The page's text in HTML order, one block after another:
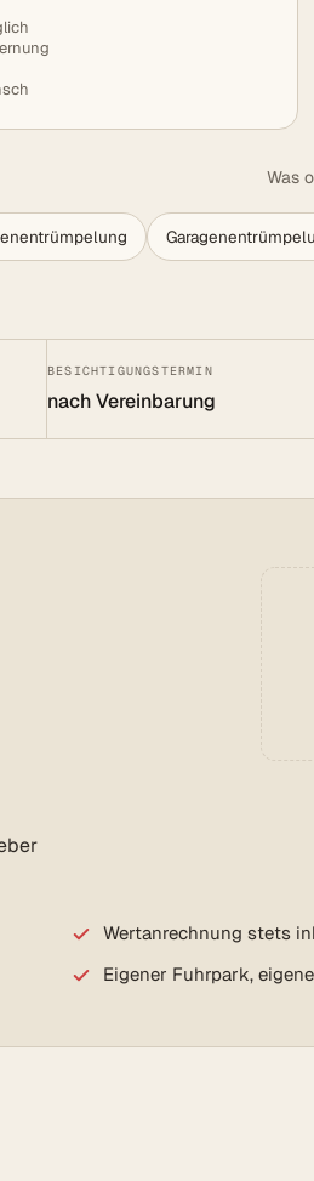
Was
BESICHTIGUNGSTERMIN
nach Vereinbarung
Wertanrechnung stets
Eigener Fuhrpark,